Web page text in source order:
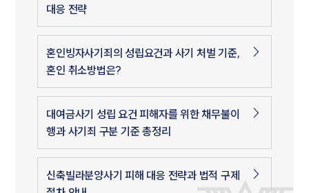
대응 전략
혼인빙자사기죄의 성립요건과 사기 처벌 기준,
혼인 취소방법은?
대여금사기 성립 요건 피해자를 위한 채무불이
행과 사기죄 구분 기준 총정리
신축빌라분양사기 피해 대응 전략과 법적 구제